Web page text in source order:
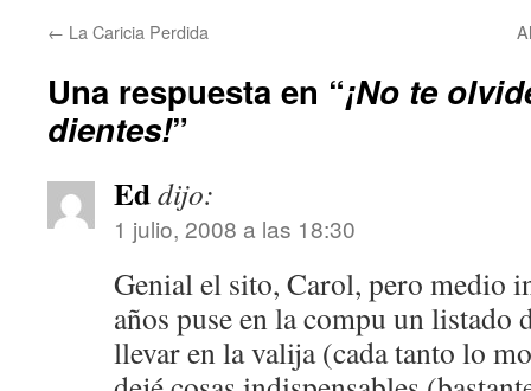
← La Caricia Perdida
Una respuesta en “¡No te
dientes!”
Eddijo:
1 julio, 2008 a las 18:30
Genial el sito, Carol, pero medio
años puse en la compu un listado
llevar en la valija (cada tanto lo